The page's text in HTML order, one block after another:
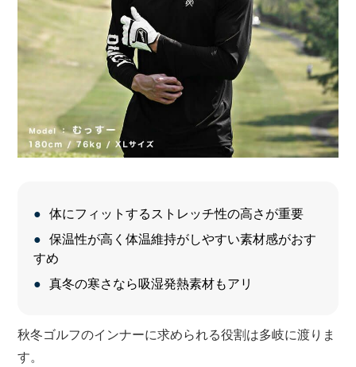
体にフィットするストレッチ性の高さが重要
保温性が高く体温維持がしやすい素材感がおす
すめ
真冬の寒さなら吸湿発熱素材もアリ
秋冬ゴルフのインナーに求められる役割は多岐に渡りま
す。